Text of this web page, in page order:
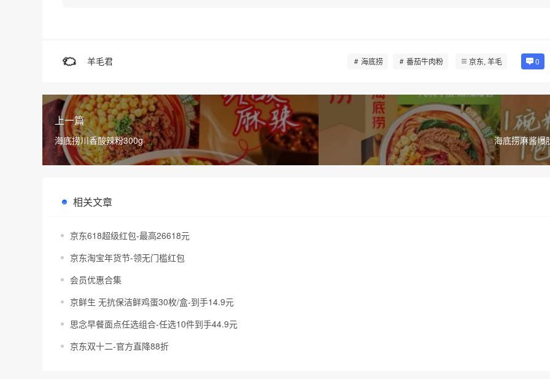
羊毛君 海底捞 番茄牛肉粉 京东, 羊毛 0
上一篇
海底捞川香酸辣粉300g 海底捞麻酱爆
相关文章
京东618超级红包-最高26618元
京东淘宝年货节-领无门槛红包
会员优惠合集
京鲜生 无抗保洁鲜鸡蛋30枚/盒-到手14.9元
思念早餐面点任选组合-任选10件到手44.9元
京东双十二-官方直降88折